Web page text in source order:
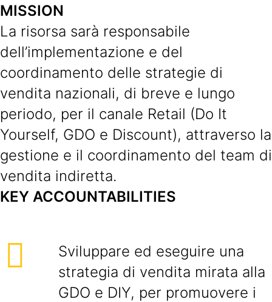
MISSION
La risorsa sarà responsabile
dell’implementazione e del
coordinamento delle strategie di
vendita nazionali, di breve e lungo
periodo, per il canale Retail (Do It
Yourself, GDO e Discount), attraverso la
gestione e il coordinamento del team di
vendita indiretta.
KEY ACCOUNTABILITIES
Sviluppare ed eseguire una
strategia di vendita mirata alla
GDO e DIY, per promuovere i